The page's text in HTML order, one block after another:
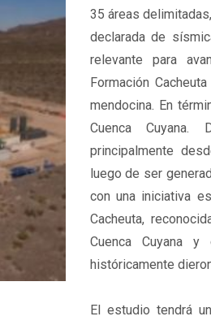
35 áreas
declarada de
relevante para
Formación
mendocina. En
Cuenca Cuyana.
principalmente
luego de ser
con una iniciativa
Cacheuta,
Cuenca Cuyana
históricamente
El estudio tendrá